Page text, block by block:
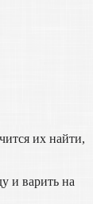
их найти,
и варить на